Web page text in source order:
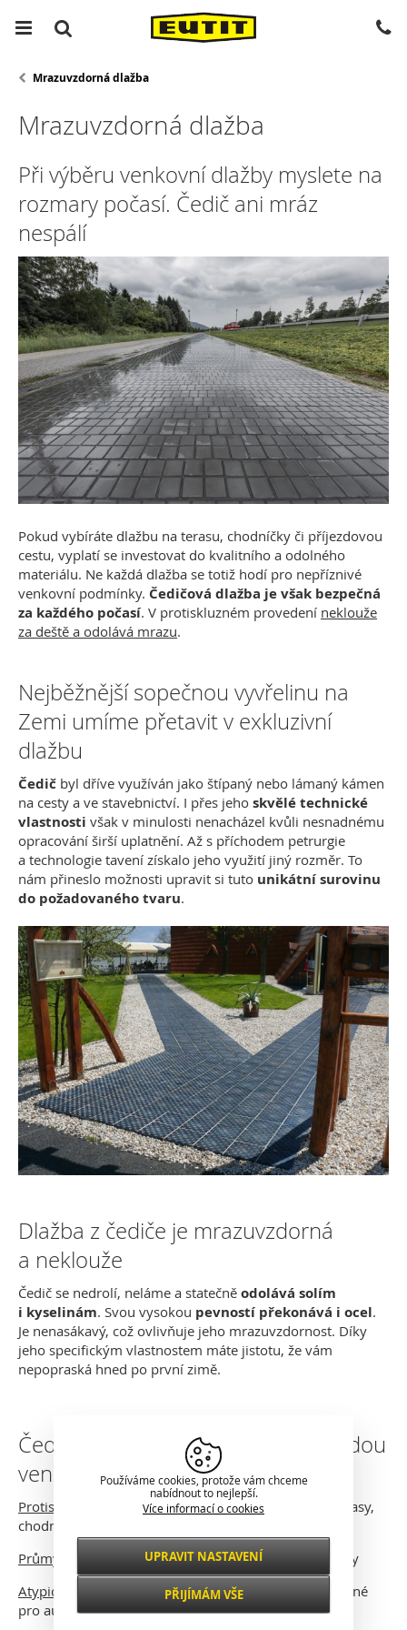
Mrazuvzdorná dlažba
Mrazuvzdorná dlažba
Při výběru venkovní dlažby myslete na
rozmary počasí. Čedič ani mráz
nespálí
Pokud vybíráte dlažbu na terasu, chodníčky či příjezdovou
cestu, vyplatí se investovat do kvalitního a odolného
materiálu. Ne každá dlažba se totiž hodí pro nepříznivé
venkovní podmínky. Čedičová dlažba je však bezpečná
za každého počasí. V protiskluzném provedení neklouže
za deště a odolává mrazu.
Nejběžnější sopečnou vyvřelinu na
Zemi umíme přetavit v exkluzivní
dlažbu
Čedič byl dříve využíván jako štípaný nebo lámaný kámen
na cesty a ve stavebnictví. I přes jeho skvělé technické
vlastnosti však v minulosti nenacházel kvůli nesnadnému
opracování širší uplatnění. Až s příchodem petrurgie
a technologie tavení získalo jeho využití jiný rozměr. To
nám přineslo možnosti upravit si tuto unikátní surovinu
do požadovaného tvaru.
Dlažba z čediče je mrazuvzdorná
a neklouže
Čedič se nedrolí, neláme a statečně odolává solím
i kyselinám. Svou vysokou pevností překonává i ocel.
Je nenasákavý, což ovlivňuje jeho mrazuvzdornost. Díky
jeho specifickým vlastnostem máte jistotu, že vám
nepopraská hned po první zimě.
Čedič je dokonalý materiál pro každou
venkovní plochu
Protiskluzné podlahy- skvělá volba pro použití na terasy,
chodníky a k bazénu
Průmyslové podlahy- na parkoviště a příjezdové cesty
Atypické dlažby
- speciální dlaždice SKID-PAN využitelné
pro automobilové zkušební polygony a dráhy
Používáme cookies, protože vám chceme
nabídnout to nejlepší.
Více informací o cookies
Nezbytné
VŽDY AKTIVNÍ
UPRAVIT NASTAVENÍ
PŘIJÍMÁM VŠE